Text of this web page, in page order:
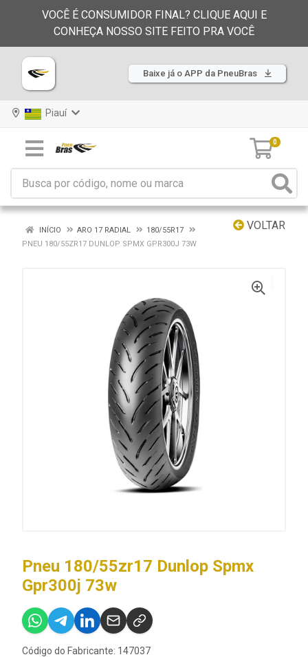
VOCÊ É CONSUMIDOR FINAL? CLIQUE AQUI E
CONHEÇA NOSSO SITE FEITO PRA VOCÊ
Baixe já o APP da PneuBras
Piauí
0
VOLTAR
INÍCIO ARO 17 RADIAL
180/55R17
PNEU 180/55ZR17 DUNLOP SPMX GPR300J 73W
Pneu 180/55zr17 Dunlop Spmx
Gpr300j 73w
Código do Fabricante: 147037